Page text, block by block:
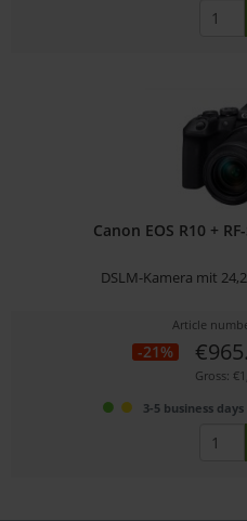
Canon EOS R10 +
DSLM-Kamera mit
Article
-21%
Gross:
3-5 business